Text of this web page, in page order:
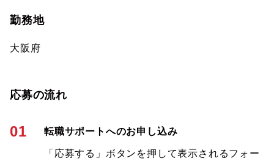
勤務地
大阪府
応募の流れ
01 転職サポートへのお申し込み
「応募する」ボタンを押して表示されるフォー